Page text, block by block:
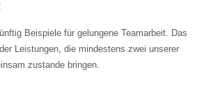
Beispiele für gelungene Teamarbeit. Das
Leistungen, die mindestens zwei unserer
zustande bringen.